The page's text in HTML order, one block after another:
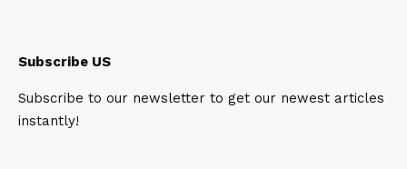
Subscribe US
Subscribe to our newsletter to get our newest articles
instantly!